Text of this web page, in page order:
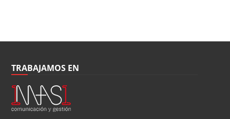
TRABAJAMOS EN